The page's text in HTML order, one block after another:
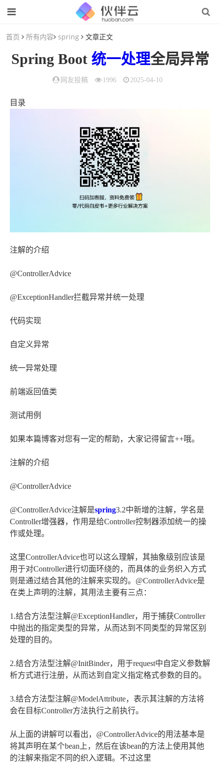
首页 所有内容 spring 文章正文
Spring Boot 统一处理全局异常
网友投稿 1996 2025-04-10
目录
注解的介绍
@ControllerAdvice
@ExceptionHandler拦截异常并统一处理
代码实现
自定义异常
统一异常处理
前端返回值类
测试用例
如果本篇博客对您有一定的帮助，大家记得留言++哦。
注解的介绍
@ControllerAdvice
@ControllerAdvice注解是spring3.2中新增的注解，学名是
Controller增强器，作用是给Controller控制器添加统一的操
作或处理。
这里ControllerAdvice也可以这么理解，其抽象级别应该是
用于对Controller进行切面环绕的，而具体的业务织入方式
则是通过结合其他的注解来实现的。@ControllerAdvice是
在类上声明的注解，其用法主要有三点：
1.结合方法型注解@ExceptionHandler，用于捕获Controller
中抛出的指定类型的异常，从而达到不同类型的异常区别
处理的目的。
2.结合方法型注解@InitBinder，用于request中自定义参数解
析方式进行注册，从而达到自定义指定格式参数的目的。
3.结合方法型注解@ModelAttribute，表示其注解的方法将
会在目标Controller方法执行之前执行。
从上面的讲解可以看出，@ControllerAdvice的用法基本是
将其声明在某个bean上，然后在该bean的方法上使用其他
的注解来指定不同的织入逻辑。不过这里